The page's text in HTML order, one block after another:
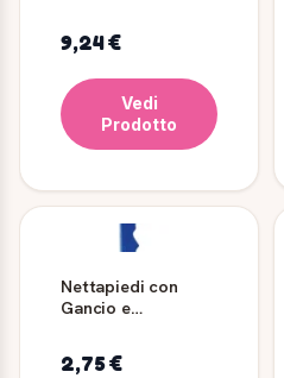
9,24 €
Vedi
Prodotto
Nettapiedi con
Gancio e
2,75 €